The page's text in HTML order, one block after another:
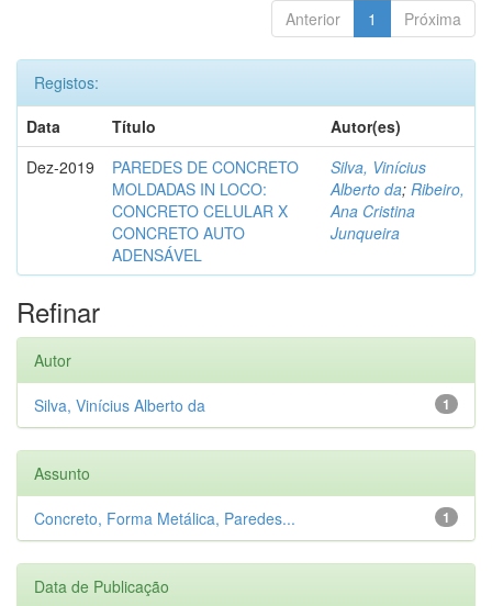
Anterior 1 Próxima
Registos:
Data
Título
Autor(es)
Dez-2019
PAREDES DE CONCRETO
MOLDADAS IN LOCO:
CONCRETO CELULAR X
CONCRETO AUTO
ADENSÁVEL
Silva, Vinícius
Alberto da; Ribeiro,
Ana Cristina
Junqueira
Refinar
Autor
1
Silva, Vinícius Alberto da
Assunto
1
Concreto, Forma Metálica, Paredes...
Data de Publicação